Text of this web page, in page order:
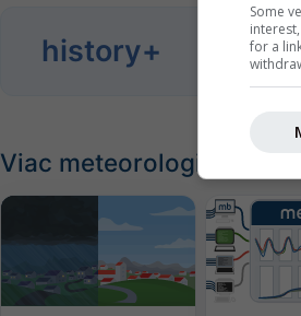
history+
Analyzujte
Viac meteorologických
Some
for a